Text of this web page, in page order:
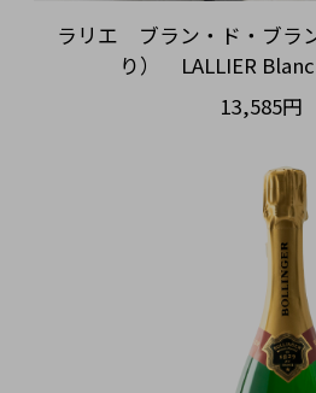
ラリエ ブラン・ド・ブラ
り） LALLIER
13,585円